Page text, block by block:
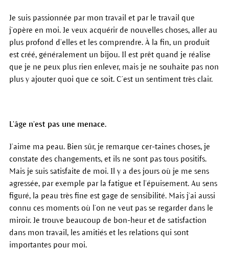
Je suis passionnée par mon travail et par le travail que
j’opère en moi. Je veux acquérir de nouvelles choses, aller au
plus profond d’elles et les comprendre. À la fin, un produit
est créé, généralement un bijou. Il est prêt quand je réalise
que je ne peux plus rien enlever, mais je ne souhaite pas non
plus y ajouter quoi que ce soit. C’est un sentiment très clair.
L’âge n’est pas une menace.
J’aime ma peau. Bien sûr, je remarque cer-taines choses, je
constate des changements, et ils ne sont pas tous positifs.
Mais je suis satisfaite de moi. Il y a des jours où je me sens
agressée, par exemple par la fatigue et l’épuisement. Au sens
figuré, la peau très fine est gage de sensibilité. Mais j’ai aussi
connu ces moments où l’on ne veut pas se regarder dans le
miroir. Je trouve beaucoup de bon-heur et de satisfaction
dans mon travail, les amitiés et les relations qui sont
importantes pour moi.